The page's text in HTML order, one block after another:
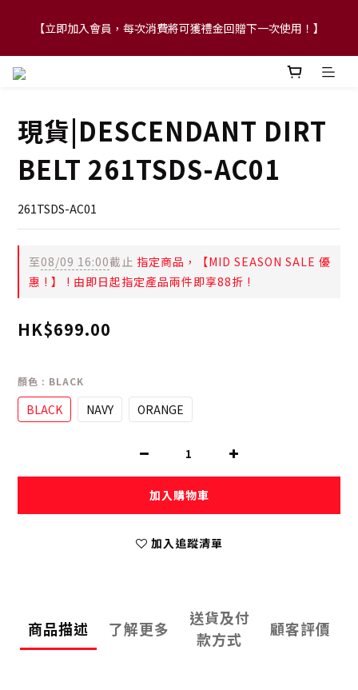
【FLASH SALE 兩件指定現貨產品即享88折】
【立即加入會員，每次消費將可獲禮金回贈下一次使用！】
【FLASH SALE 兩件指定現貨產品即享88折】
現貨|DESCENDANT DIRT
BELT 261TSDS-AC01
261TSDS-AC01
至08/09 16:00截止 指定商品，【MID SEASON SALE 優
惠 ! 】 ! 由即日起指定產品兩件即享88折 !
HK$699.00
顏色 : BLACK
BLACK NAVY ORANGE
加入購物車
加入追蹤清單
商品描述 了解更多
送貨及付
款方式
顧客評價